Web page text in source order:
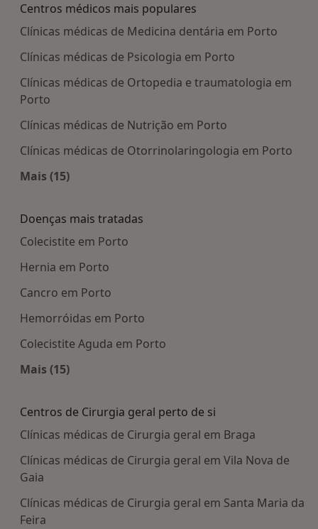
Centros médicos mais populares
Clínicas médicas de Medicina dentária em Porto
Clínicas médicas de Psicologia em Porto
Clínicas médicas de Ortopedia e traumatologia em
Porto
Clínicas médicas de Nutrição em Porto
Clínicas médicas de Otorrinolaringologia em Porto
Mais (15)
Doenças mais tratadas
Colecistite em Porto
Hernia em Porto
Cancro em Porto
Hemorróidas em Porto
Colecistite Aguda em Porto
Mais (15)
Centros de Cirurgia geral perto de si
Clínicas médicas de Cirurgia geral em Braga
Clínicas médicas de Cirurgia geral em Vila Nova de
Gaia
Clínicas médicas de Cirurgia geral em Santa Maria da
Feira